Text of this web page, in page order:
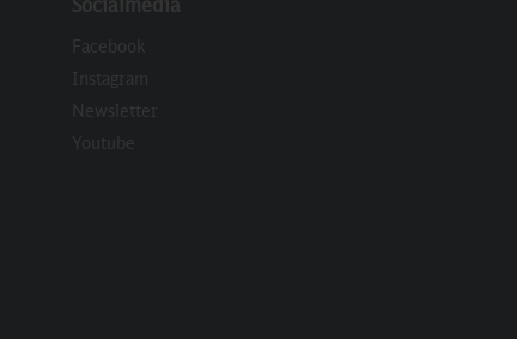
Socialmedia
Facebook
Instagram
Newsletter
Youtube